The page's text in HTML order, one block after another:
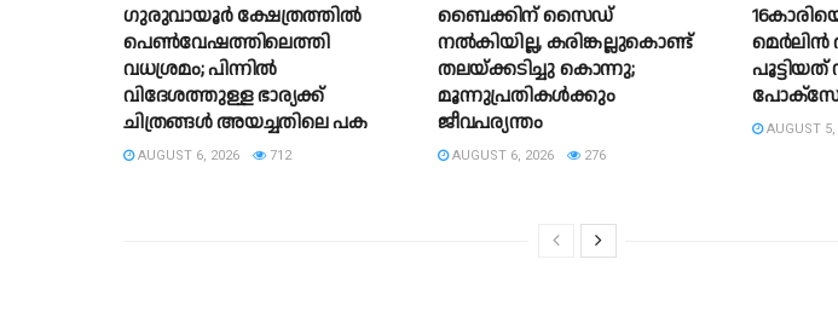
ഗുരുവായൂർ ക്ഷേത്രത്തിൽ
പെൺവേഷത്തിലെത്തി
വധശ്രമം; പിന്നിൽ
വിദേശത്തുള്ള ഭാര്യക്ക്
ചിത്രങ്ങൾ അയച്ചതിലെ പക
AUGUST 6, 2026 712
ബൈക്കിന് സൈഡ്
നൽകിയില്ല, കരിങ്കല്ലുകൊണ്ട്
തലയ്ക്കടിച്ചു കൊന്നു;
മൂന്നുപ്രതികൾക്കും
ജീവപര്യന്തം
AUGUST 6, 2026 276
മെർലിൻ
പൂട്ടിയത്
AUGUST 5,